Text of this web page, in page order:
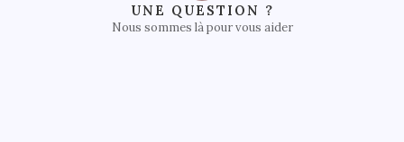
UNE QUESTION ?
Nous sommes là pour vous aider